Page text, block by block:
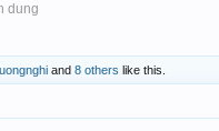
dung
and 8 others like this.